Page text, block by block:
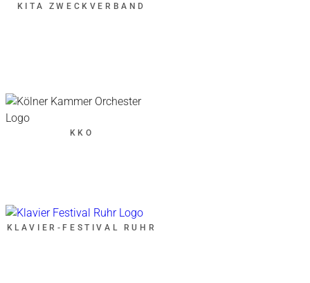
KITA ZWECKVERBAND
KKO
KLAVIER-FESTIVAL RUHR